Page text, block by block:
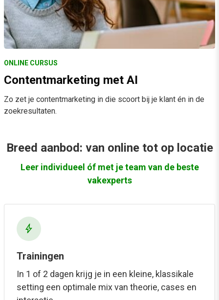
ONLINE CURSUS
Contentmarketing met AI
Zo zet je contentmarketing in die scoort bij je klant én in de
zoekresultaten.
Breed aanbod: van online tot op locatie
Leer individueel óf met je team van de beste
vakexperts
bolt
Trainingen
In 1 of 2 dagen krijg je in een kleine, klassikale
setting een optimale mix van theorie, cases en